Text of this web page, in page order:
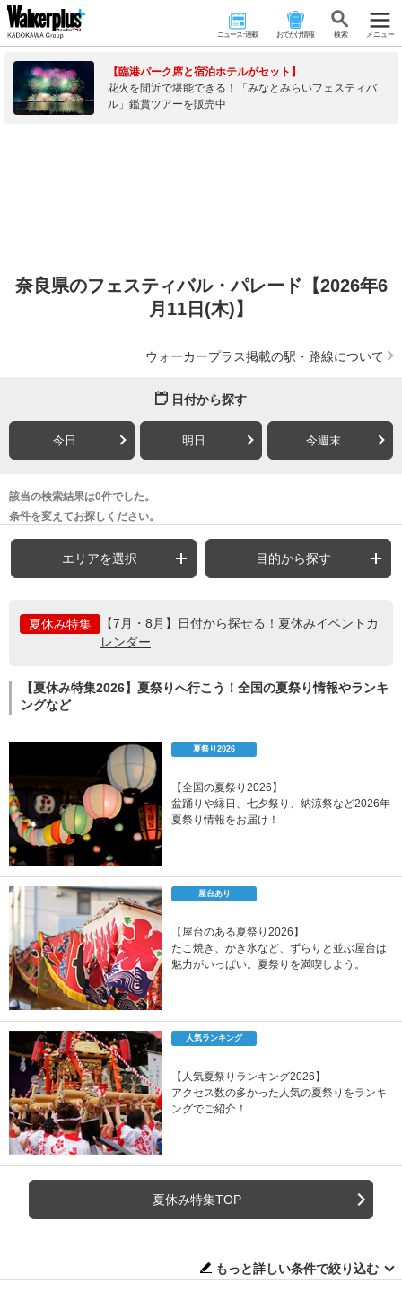
ニュース･連載 おでかけ情報 検 索 メニュー
【臨港パーク席と宿泊ホテルがセット】
花火を間近で堪能できる！「みなとみらいフェスティバ
ル」鑑賞ツアーを販売中
奈良県のフェスティバル・パレード【2026年6
月11日(木)】
ウォーカープラス掲載の駅・路線について
日付から探す
今日 明日 今週末
該当の検索結果は0件でした。
条件を変えてお探しください。
エリアを選択 目的から探す
夏休み特集
【7月・8月】日付から探せる！夏休みイベントカ
レンダー
【夏休み特集2026】夏祭りへ行こう！全国の夏祭り情報やランキ
ングなど
夏祭り2026
【全国の夏祭り2026】
盆踊りや縁日、七夕祭り、納涼祭など2026年
夏祭り情報をお届け！
屋台あり
【屋台のある夏祭り2026】
たこ焼き、かき氷など、ずらりと並ぶ屋台は
魅力がいっぱい。夏祭りを満喫しよう。
人気ランキング
【人気夏祭りランキング2026】
アクセス数の多かった人気の夏祭りをランキ
ングでご紹介！
夏休み特集TOP
もっと詳しい条件で絞り込む